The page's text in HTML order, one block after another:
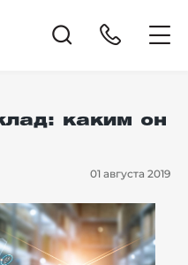
каким он
01 августа 2019